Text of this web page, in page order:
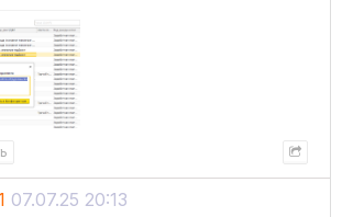
07.07.25 20:13